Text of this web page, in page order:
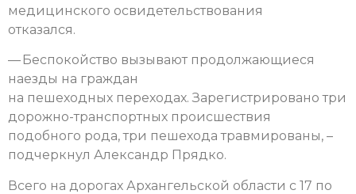
медицинского освидетельствования
отказался.
— Беспокойство вызывают продолжающиеся
наезды на граждан
на пешеходных переходах. Зарегистрировано три
дорожно-транспортных происшествия
подобного рода, три пешехода травмированы, –
подчеркнул Александр Прядко.
Всего на дорогах Архангельской области с 17 по